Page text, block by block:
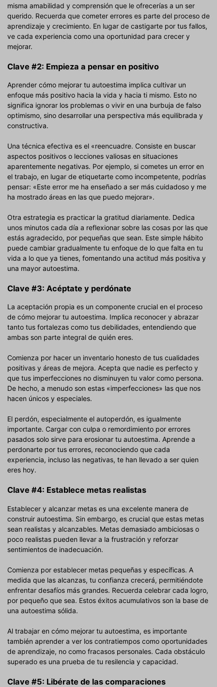
misma amabilidad y comprensión que le ofrecerías a un ser
querido. Recuerda que cometer errores es parte del proceso de
aprendizaje y crecimiento. En lugar de castigarte por tus fallos,
ve cada experiencia como una oportunidad para crecer y
mejorar.
Clave #2: Empieza a pensar en positivo
Aprender cómo mejorar tu autoestima implica cultivar un
enfoque más positivo hacia la vida y hacia ti mismo. Esto no
significa ignorar los problemas o vivir en una burbuja de falso
optimismo, sino desarrollar una perspectiva más equilibrada y
constructiva.
Una técnica efectiva es el «reencuadre. Consiste en buscar
aspectos positivos o lecciones valiosas en situaciones
aparentemente negativas. Por ejemplo, si cometes un error en
el trabajo, en lugar de etiquetarte como incompetente, podrías
pensar: «Este error me ha enseñado a ser más cuidadoso y me
ha mostrado áreas en las que puedo mejorar».
Otra estrategia es practicar la gratitud diariamente. Dedica
unos minutos cada día a reflexionar sobre las cosas por las que
estás agradecido, por pequeñas que sean. Este simple hábito
puede cambiar gradualmente tu enfoque de lo que falta en tu
vida a lo que ya tienes, fomentando una actitud más positiva y
una mayor autoestima.
Clave #3: Acéptate y perdónate
La aceptación propia es un componente crucial en el proceso
de cómo mejorar tu autoestima. Implica reconocer y abrazar
tanto tus fortalezas como tus debilidades, entendiendo que
ambas son parte integral de quién eres.
Comienza por hacer un inventario honesto de tus cualidades
positivas y áreas de mejora. Acepta que nadie es perfecto y
que tus imperfecciones no disminuyen tu valor como persona.
De hecho, a menudo son estas «imperfecciones» las que nos
hacen únicos y especiales.
El perdón, especialmente el autoperdón, es igualmente
importante. Cargar con culpa o remordimiento por errores
pasados solo sirve para erosionar tu autoestima. Aprende a
perdonarte por tus errores, reconociendo que cada
experiencia, incluso las negativas, te han llevado a ser quien
eres hoy.
Clave #4: Establece metas realistas
Establecer y alcanzar metas es una excelente manera de
construir autoestima. Sin embargo, es crucial que estas metas
sean realistas y alcanzables. Metas demasiado ambiciosas o
poco realistas pueden llevar a la frustración y reforzar
sentimientos de inadecuación.
Comienza por establecer metas pequeñas y específicas. A
medida que las alcanzas, tu confianza crecerá, permitiéndote
enfrentar desafíos más grandes. Recuerda celebrar cada logro,
por pequeño que sea. Estos éxitos acumulativos son la base de
una autoestima sólida.
Al trabajar en cómo mejorar tu autoestima, es importante
también aprender a ver los contratiempos como oportunidades
de aprendizaje, no como fracasos personales. Cada obstáculo
superado es una prueba de tu resilencia y capacidad.
Clave #5: Libérate de las comparaciones